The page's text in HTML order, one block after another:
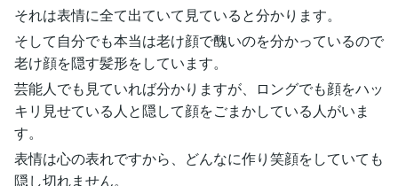
それは表情に全て出ていて見ていると分かります。
そして自分でも本当は老け顔で醜いのを分かっているので
老け顔を隠す髪形をしています。
芸能人でも見ていれば分かりますが、ロングでも顔をハッ
キリ見せている人と隠して顔をごまかしている人がいま
す。
表情は心の表れですから、どんなに作り笑顔をしていても
隠し切れません。